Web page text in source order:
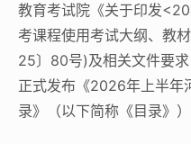
教育考试院《关于印发
考课程使用考试大纲、教
25〕80号)及相关文件要
正式发布《2026年上半年
录》（以下简称《目录》